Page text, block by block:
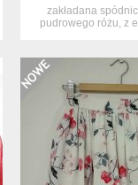
zakładana
pudrowego różu, z